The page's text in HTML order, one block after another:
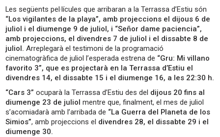
Les següents pel·lícules que arribaran a la Terrassa d’Estiu són
“Los vigilantes de la playa”, amb projeccions el dijous 6 de
juliol i el diumenge 9 de juliol, i “Señor dame paciencia”,
amb projeccions, el divendres 7 de juliol i el dissabte 8 de
juliol. Arreplegarà el testimoni de la programació
cinematogràfica de juliol l’esperada estrena de “Gru: Mi villano
favorito 3”, que es projectarà en la Terrassa d’Estiu el
divendres 14, el dissabte 15 i el diumenge 16, a les 22:30 h.
“Cars 3” ocuparà la Terrassa d’Estiu des del dijous 20 fins al
diumenge 23 de juliol mentre que, finalment, el mes de juliol
s’acomiadarà amb l’arribada de “La Guerra del Planeta de los
Simios”, amb projeccions el divendres 28, el dissabte 29 i el
diumenge 30.